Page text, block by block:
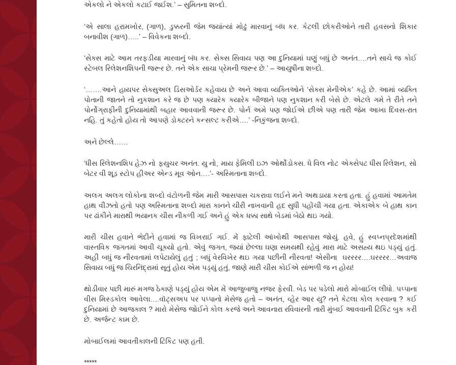
એકલો ને એકલો કટાઈ જઈશ.’ – સુમિતના શબ્દો.
‘એ સાલા હરામખોર, (ગાળ), ડુક્કરની જેમ જ્યાંત્યાં મોઢું મારવાનું બંધ કર. કેટલી છોકરીઓને તારી હવસનો શિકાર
બનાવીશ (ગાળ)…..’ – વિવેકના શબ્દો.
‘સેક્સ માટે આમ તરફડીયા મારવાનું બંધ કર. સેક્સ સિવાય પણ આ દુનિયામાં ઘણું બધું છે અનંત….તને સાચે જ કોઈ
સ્ટેબલ રિલેશનશિપની જરૂર છે. તને એક સાચા પ્રેમની જરૂર છે.’ – આયુષીના શબ્દો.
‘…….આને હાયપર સેક્સુઅલ ડિસઓર્ડર કહેવાય છે અને આવા વ્યક્તિઓને ‘સેક્સ મેનીએક’ કહે છે. આમાં વ્યક્તિ
પોતાની જાતને તો નુકશાન કરે જ છે પણ ક્યારેક ક્યારેક બીજાને પણ નુકશાન કરી બેસે છે. એટલે ગમે તે રીતે તને
પોર્નોગ્રાફીની દુનિયામાંથી બહાર આવવાની જરૂર છે. પોર્ન અમે પણ જોઈએ છીએ પણ તારી જેમ આખા દિવસ-રાત
નહિ. તું કહેતો હોય તો આપણે ડોક્ટરને કન્સલ્ટ કરીએ….’ -નિકુંજના શબ્દો.
અને છેલ્લે……
‘ધીસ રિલેશનશિપ હેઝ નો ફ્યુચર અનંત. યુ નો, માય ફેમિલી ઇઝ ઓર્થોડોક્સ. ધે વિલ નોટ એક્સેપટ ધીસ રિલેશન, સો
બેટર વી શૂડ સ્ટોપ હીઅર એન્ડ મૂવ ઓન….’- અસ્મિતાના શબ્દો.
અલગ અલગ લોકોના શબ્દો વંટોળની જેમ મારી આસપાસ ચકરાવા લઈને મને અથડાયા કરતા હતા. હું હવામાં આમતેમ
હાથ વીંઝતો હતો પણ અસ્મિતાના શબ્દો મારા કાનને ચીરી નાખવાની હદ સુધી પહોંચી ગયા હતા. એકાએક બે હાથ કાન
પર ઢાંકીને મારાથી ભયાનક ચીસ નીકળી ગઈ અને હું એક ધક્કા સાથે બેડમાં બેઠો થઇ ગયો.
મારી ચીસ હવાને ભેદીને હવામાં જ વિખરાઈ ગઈ. મેં ફાટેલી આંખોથી આસપાસ જોયું. હવે, હું સ્વપ્નપ્રદેશમાંથી
વાસ્તવિક જગતમાં આવી ચૂક્યો હતો. એવું જગત, જ્યાં છેલ્લા ઘણા સમયથી રહેવું મારા માટે અસહ્ય થઇ પડ્યું હતું.
અહીં બધું જ નીરવતામાં લપેટાયેલું હતું ; બધું વેરવિખેર થઇ ગયા પછીની નીરવતા! એસીના ઘરરરર….ઘરરરર…અવાજ
સિવાય બધું જ ચિરનિંદ્રામાં સૂતું હોય એમ પડ્યું હતું, જાણે મારી ચીસ કોઈએ સાંભળી જ ન હોય!
થોડીવાર પછી મારું મગજ ઠેકાણે પડ્યું હોય એમ મેં આજુબાજુ નજર ફેરવી. બેડ પર પડેલો મારો મોબાઈલ લીધો. પપ્પાના
વીસ મિસ્ડકોલ આવેલા….વૉટ્સઅપ પર પપ્પાનો મેસેજ હતો – અનંત, વ્હેર આર યુ? તને કેટલા કોલ કરવાના ? કઈ
દુનિયામાં છે આજકાલ ? મારો મેસેજ જોઈને કોલ કરજે અને આવનારા રવિવારની તારી મુંબઈ આવવાની ટિકિટ બુક કરી
છે. અર્જન્ટ કામ છે.
મોબાઈલમાં આવતીકાલની ટિકિટ પણ હતી.
*****